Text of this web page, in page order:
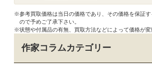
※参考買取価格は当日の価格であり、その価格を保証
ので予めご了承下さい。
※状態や付属品の有無、買取方法などによって価格が変
作家コラムカテゴリー